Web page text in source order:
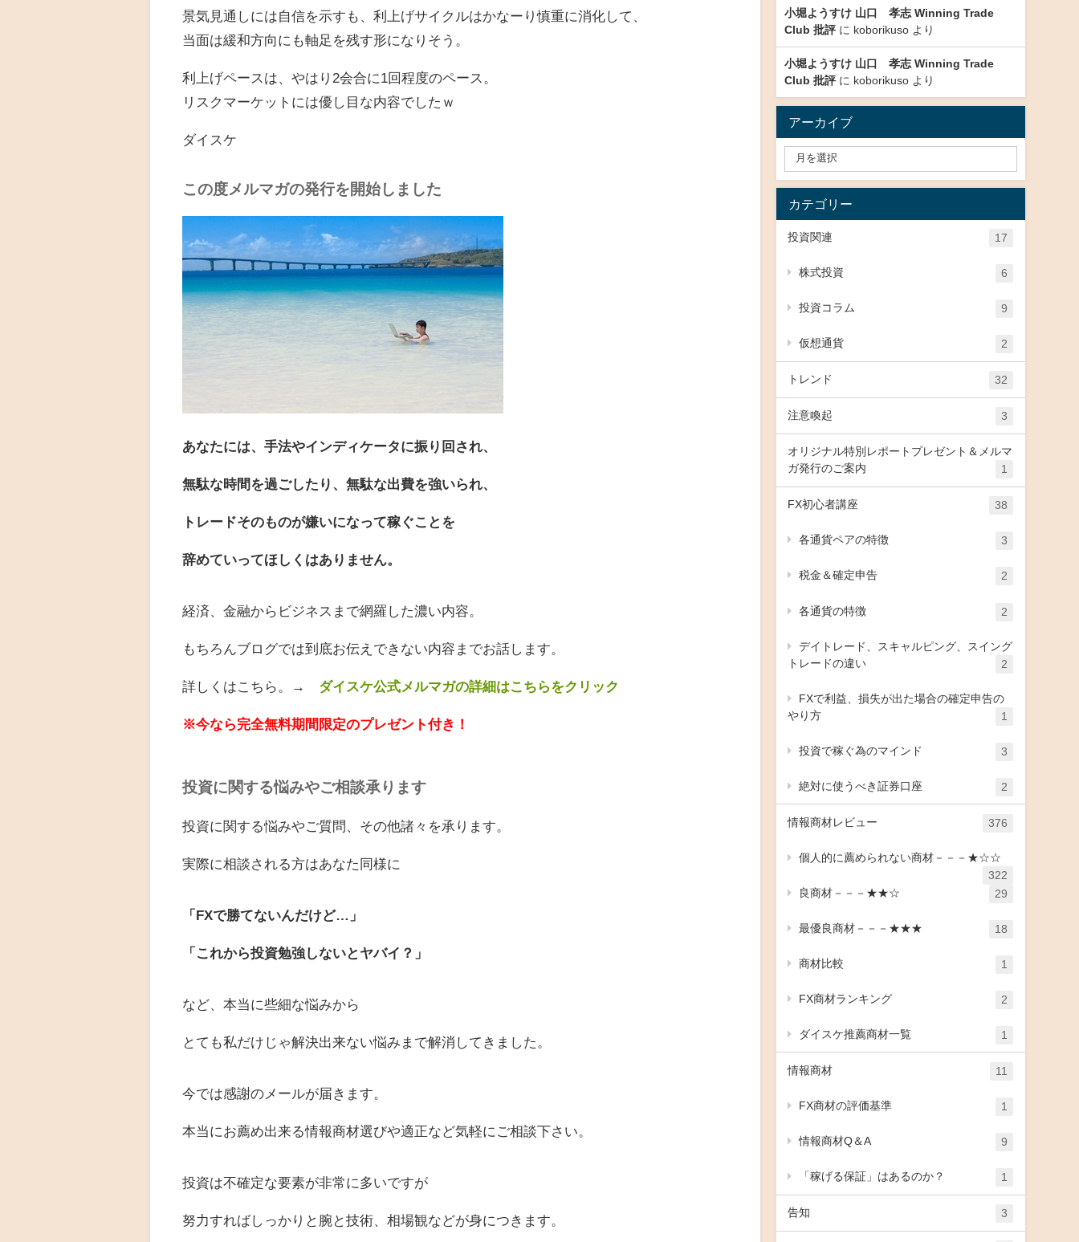
景気見通しには自信を示すも、利上げサイクルはかなーり慎重に消化して、
当面は緩和方向にも軸足を残す形になりそう。
利上げペースは、やはり2会合に1回程度のペース。
リスクマーケットには優し目な内容でしたｗ
ダイスケ
この度メルマガの発行を開始しました
あなたには、手法やインディケータに振り回され、
無駄な時間を過ごしたり、無駄な出費を強いられ、
トレードそのものが嫌いになって稼ぐことを
辞めていってほしくはありません。
経済、金融からビジネスまで網羅した濃い内容。
もちろんブログでは到底お伝えできない内容までお話します。
詳しくはこちら。 → ダイスケ公式メルマガの詳細はこちらをクリック
※今なら完全無料期間限定のプレゼント付き！
投資に関する悩みやご相談承ります
投資に関する悩みやご質問、その他諸々を承ります。
実際に相談される方はあなた同様に
「FXで勝てないんだけど…」
「これから投資勉強しないとヤバイ？」
など、本当に些細な悩みから
とても私だけじゃ解決出来ない悩みまで解消してきました。
今では感謝のメールが届きます。
本当にお薦め出来る情報商材選びや適正など気軽にご相談下さい。
投資は不確定な要素が非常に多いですが
努力すればしっかりと腕と技術、相場観などが身につきます。
小堀ようすけ 山口 孝志 Winning Trade
Club 批評に koborikusoより
小堀ようすけ 山口 孝志 Winning Trade
Club 批評に koborikusoより
アーカイブ
カテゴリー
投資関連 17
株式投資 6
投資コラム 9
仮想通貨 2
トレンド 32
注意喚起 3
オリジナル特別レポートプレゼント＆メルマ
ガ発行のご案内
1
FX初心者講座 38
各通貨ペアの特徴 3
税金＆確定申告 2
各通貨の特徴 2
デイトレード、スキャルピング、スイング
トレードの違い
2
FXで利益、損失が出た場合の確定申告の
やり方
1
投資で稼ぐ為のマインド 3
絶対に使うべき証券口座 2
情報商材レビュー 376
個人的に薦められない商材－－－★☆☆
322
良商材－－－★★☆
29
最優良商材－－－★★★ 18
商材比較 1
FX商材ランキング 2
ダイスケ推薦商材一覧 1
情報商材 11
FX商材の評価基準 1
情報商材Q＆A 9
「稼げる保証」はあるのか？ 1
告知 3